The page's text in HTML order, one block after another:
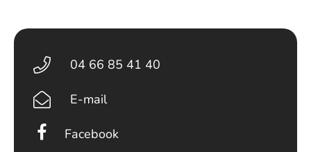
04 66 85 41 40
E-mail
Facebook